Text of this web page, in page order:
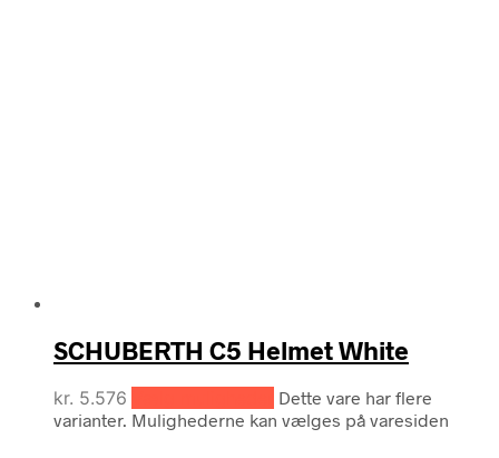
SCHUBERTH C5 Helmet White
kr. 5.576
Dette vare har flere
varianter. Mulighederne kan vælges på varesiden